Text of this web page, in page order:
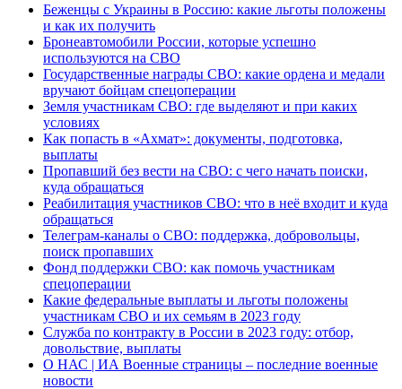
Беженцы с Украины в Россию: какие льготы положены
и как их получить
Бронеавтомобили России, которые успешно
используются на СВО
Государственные награды СВО: какие ордена и медали
вручают бойцам спецоперации
Земля участникам СВО: где выделяют и при каких
условиях
Как попасть в «Ахмат»: документы, подготовка,
выплаты
Пропавший без вести на СВО: с чего начать поиски,
куда обращаться
Реабилитация участников СВО: что в неё входит и куда
обращаться
Телеграм-каналы о СВО: поддержка, добровольцы,
поиск пропавших
Фонд поддержки СВО: как помочь участникам
спецоперации
Какие федеральные выплаты и льготы положены
участникам СВО и их семьям в 2023 году
Служба по контракту в России в 2023 году: отбор,
довольствие, выплаты
О НАС | ИА Военные страницы – последние военные
новости